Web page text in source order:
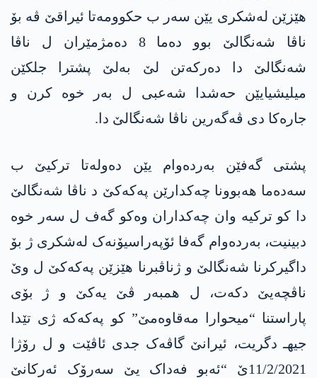
هێزێن لەشکری یێن سەر ب حکوومەتا ئیراقێ ڤە بۆ
ناڤا شەنگالێ بوو دەما 8 دەمژمێران ل ناڤا
شەنگالێ دا دەرکەتن لێ بەلێ پشترا جلکێن
میلیشیایێن حەشدا شەعبی ل بەر خوە کرن و
جارەکا دی ڤەگەرین ناڤا شەنگالێ دا.
پشتی گەفێن بەردەوام یێن دەولەتا ترکیێ ب
سەدەما هەبوونا چەکدارێن پەکەکێ د ناڤا شەنگالێ
دا کو ترکیە وان چەکداران وەکو گەف ل سەر خوە
دبینیت، بەردەوام گەفا ئۆپەراسیۆنەک لەشکری ژ بۆ
داگیرکرنا شەنگالێ و ژناڤبرنا هێزێن پەکەکێ ل وێ
ناڤچەیێ دکەت، ل همبەر ڤێ یەکێ و ژ بۆی
پاراستنا “میحوارا مەقاوەمێ” کو پەکەکە ژی تێدا
جیهـ دگریت، ئیرانێ گاڤەک جدی ئاڤێت و ل رۆژا
11/2/2021ێ “ئەبو فەداک یێ سەرۆک ئەرکانێ